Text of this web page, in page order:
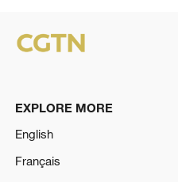
EXPLORE MORE
English
Français